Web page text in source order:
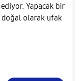
Yapacak bir
olarak ufak